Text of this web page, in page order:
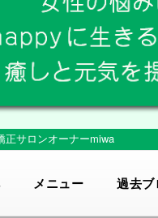
正サロンオーナーmiwa
メニュー 過去